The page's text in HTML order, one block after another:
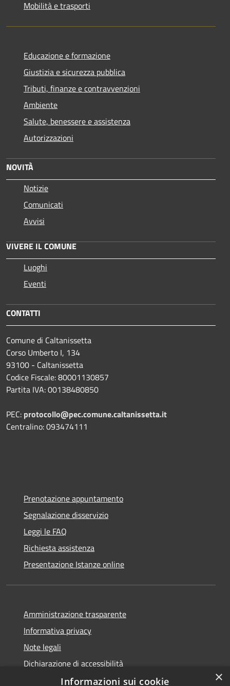
Mobilità e trasporti
Educazione e formazione
Giustizia e sicurezza pubblica
Tributi, finanze e contravvenzioni
Ambiente
Salute, benessere e assistenza
Autorizzazioni
NOVITÀ
Notizie
Comunicati
Avvisi
VIVERE IL COMUNE
Luoghi
Eventi
CONTATTI
Comune di Caltanissetta
Corso Umberto I, 134
93100 - Caltanissetta
Codice Fiscale: 80001130857
Partita IVA: 00138480850
PEC: protocollo@pec.comune.caltanissetta.it
Centralino: 093474111
Prenotazione appuntamento
Segnalazione disservizio
Leggi le FAQ
Richiesta assistenza
Presentazione Istanze online
Amministrazione trasparente
Informativa privacy
Note legali
Dichiarazione di accessibilità
×
Informazioni sui cookie